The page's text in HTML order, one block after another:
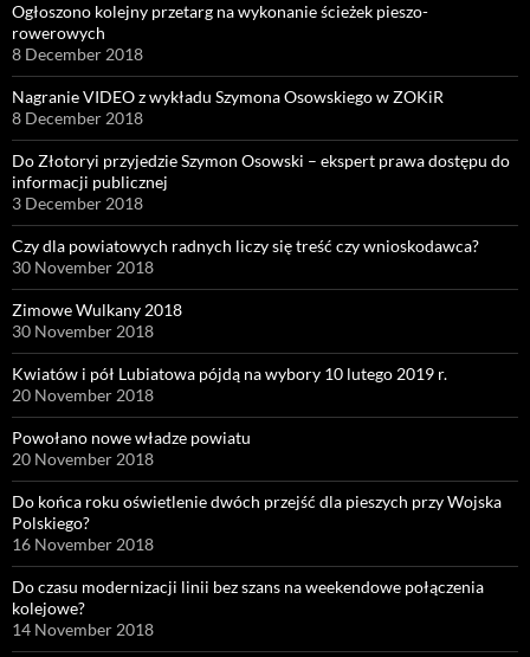
Ogłoszono kolejny przetarg na wykonanie ścieżek pieszo-
rowerowych
8 December 2018
Nagranie VIDEO z wykładu Szymona Osowskiego w ZOKiR
8 December 2018
Do Złotoryi przyjedzie Szymon Osowski – ekspert prawa dostępu do
informacji publicznej
3 December 2018
Czy dla powiatowych radnych liczy się treść czy wnioskodawca?
30 November 2018
Zimowe Wulkany 2018
30 November 2018
Kwiatów i pół Lubiatowa pójdą na wybory 10 lutego 2019 r.
20 November 2018
Powołano nowe władze powiatu
20 November 2018
Do końca roku oświetlenie dwóch przejść dla pieszych przy Wojska
Polskiego?
16 November 2018
Do czasu modernizacji linii bez szans na weekendowe połączenia
kolejowe?
14 November 2018